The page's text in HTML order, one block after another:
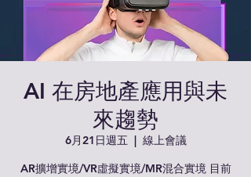
AI 在房地產應用與未
來趨勢
6月21日週五
  |
線上會議
AR擴增實境/VR虛擬實境/MR混合實境 目前